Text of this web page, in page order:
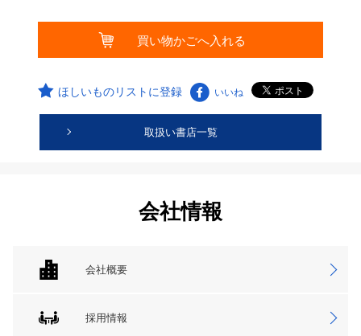
ほしいものリストに登録 いいね
取扱い書店一覧
会社情報
会社概要
採用情報